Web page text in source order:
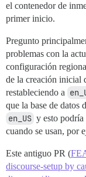
el contenedor de
primer inicio.
Pregunto
problemas con la
configuración
de la creación inicial
restableciendo a
que la base de datos
en_US y esto podría
cuando se usan, por
Este antiguo PR (
discourse-setup by